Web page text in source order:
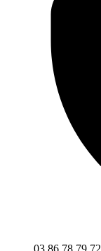
03 86 78 79 72